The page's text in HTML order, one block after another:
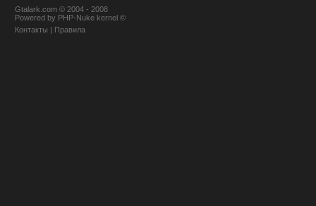
Gtalark.com © 2004 - 2008
Powered by PHP-Nuke kernel ©
Контакты | Правила